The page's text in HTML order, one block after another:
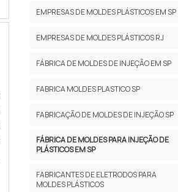
EMPRESAS DE MOLDES PLÁSTICOS EM SP
EMPRESAS DE MOLDES PLÁSTICOS RJ
FÁBRICA DE MOLDES DE INJEÇÃO EM SP
FABRICA MOLDES PLASTICO SP
FABRICAÇÃO DE MOLDES DE INJEÇÃO SP
FÁBRICA DE MOLDES PARA INJEÇÃO DE
PLÁSTICOS EM SP
FABRICANTES DE ELETRODOS PARA
MOLDES PLÁSTICOS